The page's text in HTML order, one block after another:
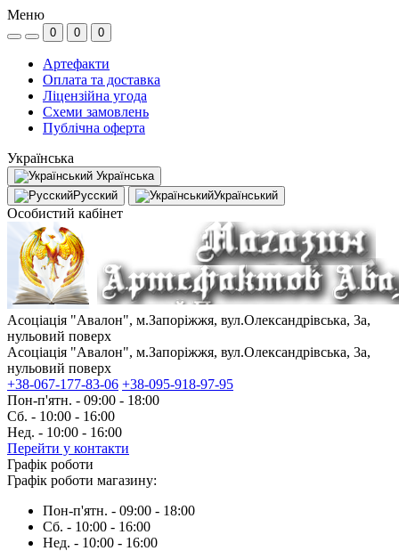
Меню
0 0 0
Артефакти
Оплата та доставка
Ліцензійна угода
Схеми замовлень
Публічна оферта
Українська
Українська
Русский
Український
Особистий кабінет
Асоціація "Авалон", м.Запоріжжя, вул.Олександрівська, 3а,
нульовий поверх
Асоціація "Авалон", м.Запоріжжя, вул.Олександрівська, 3а,
нульовий поверх
+38-067-177-83-06 +38-095-918-97-95
Пон-п'ятн. - 09:00 - 18:00
Сб. - 10:00 - 16:00
Нед. - 10:00 - 16:00
Перейти у контакти
Графік роботи
Графік роботи магазину:
Пон-п'ятн. - 09:00 - 18:00
Сб. - 10:00 - 16:00
Нед. - 10:00 - 16:00